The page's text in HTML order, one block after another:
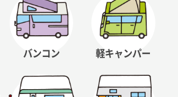
バンコン 軽キャンパー